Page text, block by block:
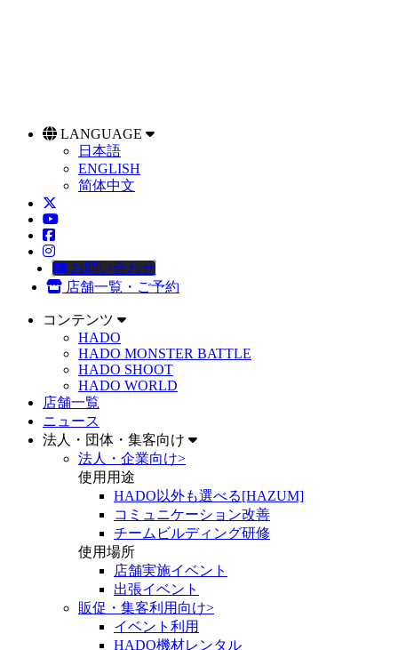
LANGUAGE
日本語
ENGLISH
简体中文
お問い合わせ
店舗一覧・ご予約
コンテンツ
HADO
HADO MONSTER BATTLE
HADO SHOOT
HADO WORLD
店舗一覧
ニュース
法人・団体・集客向け
法人・企業向け>
使用用途
HADO以外も選べる[HAZUM]
コミュニケーション改善
チームビルディング研修
使用場所
店舗実施イベント
出張イベント
販促・集客利用向け>
イベント利用
HADO機材レンタル